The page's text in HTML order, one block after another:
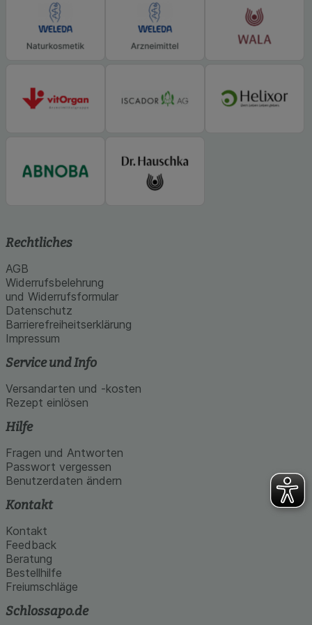
Rechtliches
AGB
Widerrufsbelehrung
und Widerrufsformular
Datenschutz
Barrierefreiheitserklärung
Impressum
Service und Info
Versandarten und -kosten
Rezept einlösen
Hilfe
Fragen und Antworten
Passwort vergessen
Benutzerdaten ändern
Kontakt
Kontakt
Feedback
Beratung
Bestellhilfe
Freiumschläge
Schlossapo.de